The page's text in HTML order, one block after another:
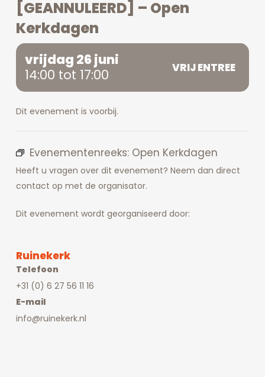
[GEANNULEERD] – Open
Kerkdagen
vrijdag 26 juni
14:00 tot 17:00
VRIJ ENTREE
Dit evenement is voorbij.
Evenementenreeks: Open Kerkdagen
Heeft u vragen over dit evenement? Neem dan direct
contact op met de organisator.
Dit evenement wordt georganiseerd door:
Ruinekerk
Telefoon
+31 (0) 6 27 56 11 16
E-mail
info@ruinekerk.nl